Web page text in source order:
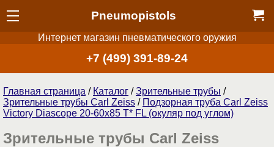
Pneumopistols
Интернет магазин пневматического оружия
+7 (499) 391-89-24
Главная страница / Каталог /Зрительные трубы /
Зрительные трубы Carl Zeiss / Подзорная труба Carl Zeiss
Victory Diascope 20-60x85 T* FL (окуляр под углом)
Зрительные трубы Carl Zeiss